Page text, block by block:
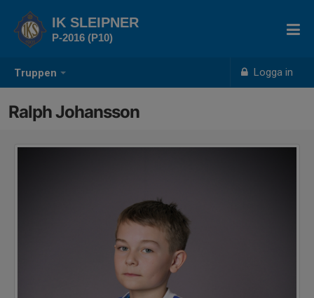
Truppen Logga in
IK SLEIPNER
P-2016 (P10)
Ralph Johansson